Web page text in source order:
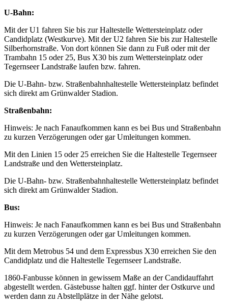
U-Bahn:
Mit der U1 fahren Sie bis zur Haltestelle Wettersteinplatz oder
Candidplatz (Westkurve). Mit der U2 fahren Sie bis zur Haltestelle
Silberhornstraße. Von dort können Sie dann zu Fuß oder mit der
Trambahn 15 oder 25, Bus X30 bis zum Wettersteinplatz oder
Tegernseer Landstraße laufen bzw. fahren.
Die U-Bahn- bzw. Straßenbahnhaltestelle Wettersteinplatz befindet
sich direkt am Grünwalder Stadion.
Straßenbahn:
Hinweis: Je nach Fanaufkommen kann es bei Bus und Straßenbahn
zu kurzen Verzögerungen oder gar Umleitungen kommen.
Mit den Linien 15 oder 25 erreichen Sie die Haltestelle Tegernseer
Landstraße und den Wettersteinplatz.
Die U-Bahn- bzw. Straßenbahnhaltestelle Wettersteinplatz befindet
sich direkt am Grünwalder Stadion.
Bus:
Hinweis: Je nach Fanaufkommen kann es bei Bus und Straßenbahn
zu kurzen Verzögerungen oder gar Umleitungen kommen.
Mit dem Metrobus 54 und dem Expressbus X30 erreichen Sie den
Candidplatz und die Haltestelle Tegernseer Landstraße.
1860-Fanbusse können in gewissem Maße an der Candidauffahrt
abgestellt werden. Gästebusse halten ggf. hinter der Ostkurve und
werden dann zu Abstellplätze in der Nähe gelotst.